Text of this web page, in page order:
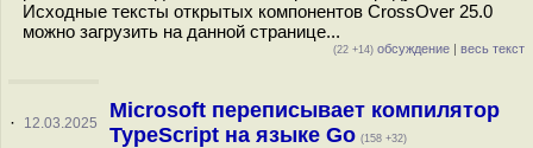
Исходные тексты открытых компонентов CrossOver 25.0
можно загрузить на данной странице...
(22 +14) обсуждение | весь текст
· 12.03.2025
Microsoft переписывает компилятор
TypeScript на языке Go (158 +32)